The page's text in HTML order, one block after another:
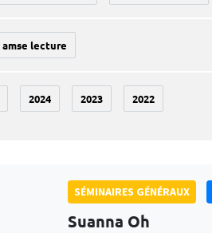
amse lecture
2024 2023 2022
SÉMINAIRES GÉNÉRAUX
Suanna Oh